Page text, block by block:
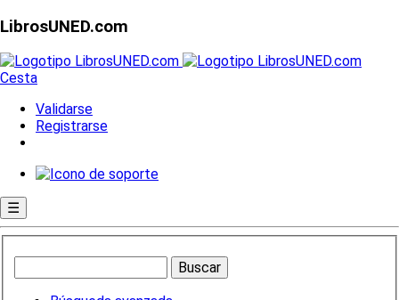
LibrosUNED.com
Cesta
Validarse
Registrarse
☰